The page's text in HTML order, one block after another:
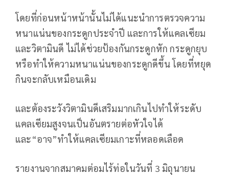
โดยที่ก่อนหน้าหน้านั้นไม่ได้แนะนำการตรวจความ
หนาแน่นของกระดูกประจำปี และการให้แคลเซียม
และวิตามินดี ไม่ได้ช่วยป้องกันกระดูกหัก กระดูกยุบ
หรือทำให้ความหนาแน่นของกระดูกดีขึ้น โดยที่หยุด
กินจะกลับเหมือนเดิม
และต้องระวังวิตามินดีเสริมมากเกินไปทำให้ระดับ
แคลเซียมสูงจนเป็นอันตรายต่อหัวใจได้
และ“อาจ”ทำให้แคลเซียมเกาะที่หลอดเลือด
รายงานจากสมาคมต่อมไร้ท่อในวันที่ 3 มิถุนายน